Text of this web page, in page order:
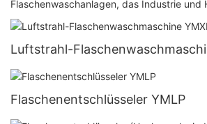
Flaschenwaschanlagen, das Industrie und
Luftstrahl-
Flaschenentschlüsseler YMLP